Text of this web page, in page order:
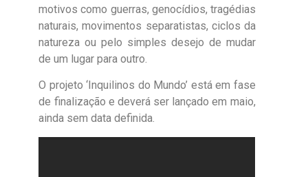
motivos como guerras, genocídios, tragédias
naturais, movimentos separatistas, ciclos da
natureza ou pelo simples desejo de mudar
de um lugar para outro.
O projeto ‘Inquilinos do Mundo’ está em fase
de finalização e deverá ser lançado em maio,
ainda sem data definida.